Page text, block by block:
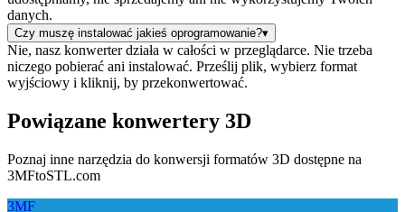
danych.
Czy muszę instalować jakieś oprogramowanie?▾
Nie, nasz konwerter działa w całości w przeglądarce. Nie trzeba
niczego pobierać ani instalować. Prześlij plik, wybierz format
wyjściowy i kliknij, by przekonwertować.
Powiązane konwertery 3D
Poznaj inne narzędzia do konwersji formatów 3D dostępne na
3MFtoSTL.com
3MF